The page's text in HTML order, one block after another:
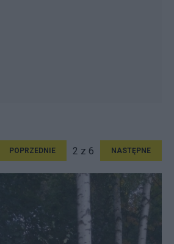
POPRZEDNIE 2 z 6 NASTĘPNE